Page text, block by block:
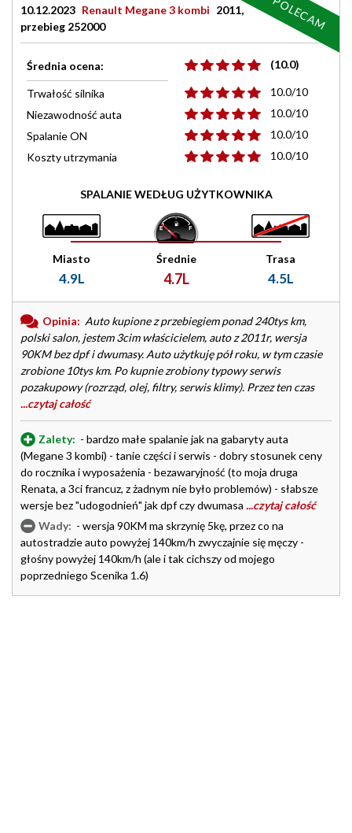
10.12.2023 Renault Megane 3 kombi 2011,
przebieg 252000
Średnia ocena: (10.0)
Trwałość silnika
10.0/10
Niezawodność auta
10.0/10
Spalanie ON
10.0/10
Koszty utrzymania
10.0/10
SPALANIE WEDŁUG UŻYTKOWNIKA
Miasto
4.9L
Średnie
4.7L
Trasa
4.5L
Opinia: Auto kupione z przebiegiem ponad 240tys km,
polski salon, jestem 3cim właścicielem, auto z 2011r, wersja
90KM bez dpf i dwumasy. Auto użytkuję pół roku, w tym czasie
zrobione 10tys km. Po kupnie zrobiony typowy serwis
pozakupowy (rozrząd, olej, filtry, serwis klimy). Przez ten czas
...czytaj całość
Zalety: - bardzo małe spalanie jak na gabaryty auta
(Megane 3 kombi) - tanie części i serwis - dobry stosunek ceny
do rocznika i wyposażenia - bezawaryjność (to moja druga
Renata, a 3ci francuz, z żadnym nie było problemów) - słabsze
wersje bez "udogodnień" jak dpf czy dwumasa ...czytaj całość
Wady: - wersja 90KM ma skrzynię 5kę, przez co na
autostradzie auto powyżej 140km/h zwyczajnie się męczy -
głośny powyżej 140km/h (ale i tak cichszy od mojego
poprzedniego Scenika 1.6)
POLECAM